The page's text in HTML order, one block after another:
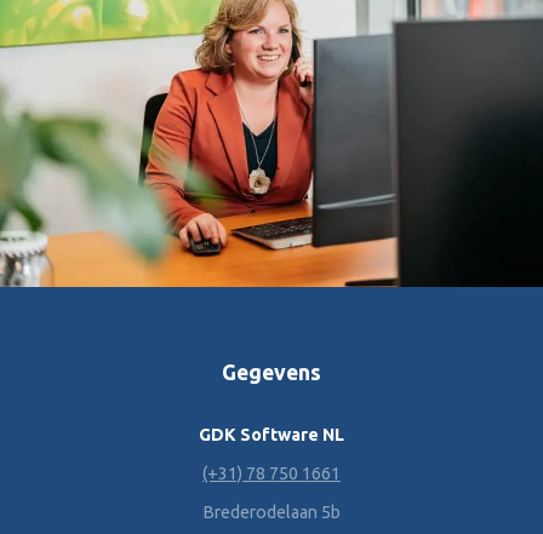
Gegevens
GDK Software NL
(+31) 78 750 1661
Brederodelaan 5b